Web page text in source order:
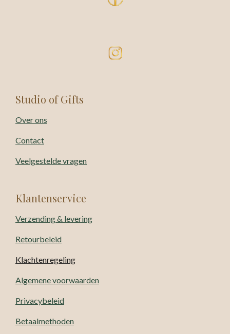
Studio of Gifts
Over ons
Contact
Veelgestelde vragen
Klantenservice
Verzending & levering
Retourbeleid
Klachtenregeling
Algemene voorwaarden
Privacybeleid
Betaalmethoden